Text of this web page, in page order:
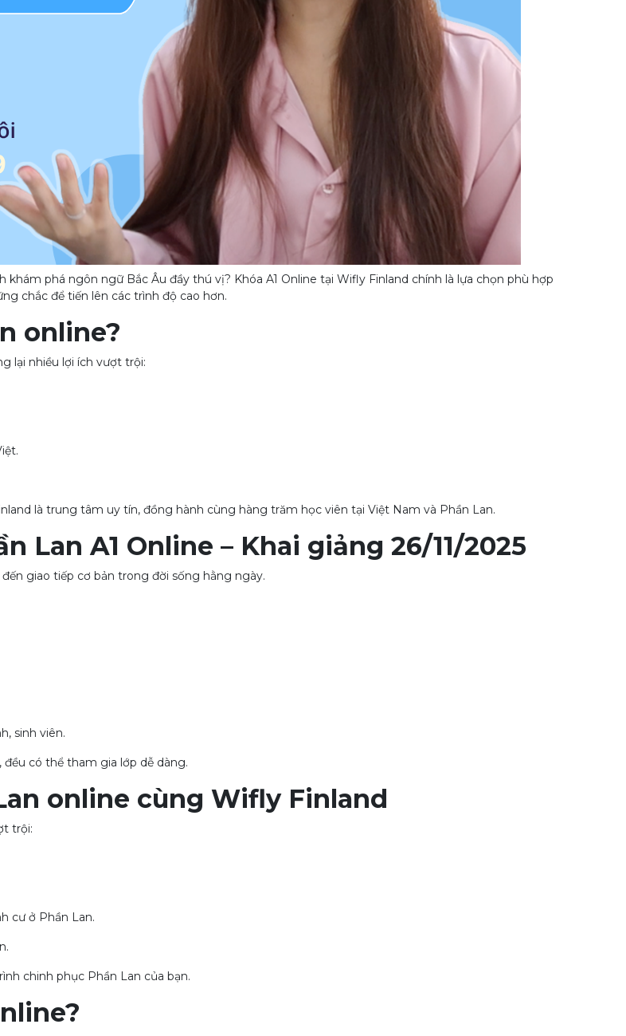
khám phá ngôn ngữ Bắc Âu đầy thú vị? Khóa A1 Online tại Wifly Finland chính là lựa chọn phù hợp
chắc để tiến lên các trình độ cao hơn.
online?
lại nhiều lợi ích vượt trội:
là trung tâm uy tín, đồng hành cùng hàng trăm học viên tại Việt Nam và Phần Lan.
Lan A1 Online – Khai giảng 26/11/2025
giao tiếp cơ bản trong đời sống hằng ngày.
sinh viên.
có thể tham gia lớp dễ dàng.
online cùng Wifly Finland
trội:
cư ở Phần Lan.
chinh phục Phần Lan của bạn.